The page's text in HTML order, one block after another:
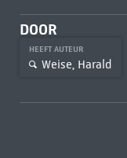
DOOR
HEEFT AUTEUR
Weise, Harald